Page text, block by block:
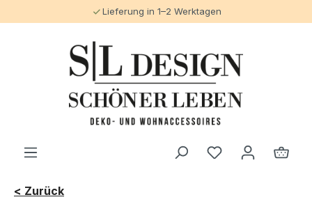
Lieferung in 1–2 Werktagen
< Zurück